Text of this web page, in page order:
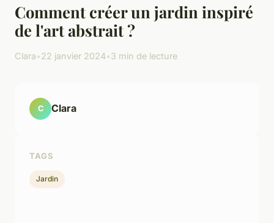
Comment créer un jardin inspiré
de l'art abstrait ?
Clara•22 janvier 2024•3 min de lecture
C Clara
TAGS
Jardin